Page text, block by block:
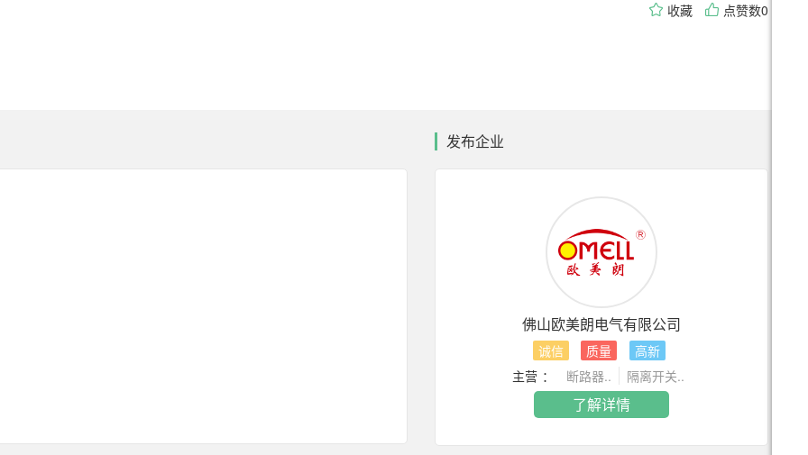
收藏 点赞数0
发布企业
佛山欧美朗电气有限公司
诚信 质量
高新
主营 ：
断路器.. 隔离开关..
了解详情